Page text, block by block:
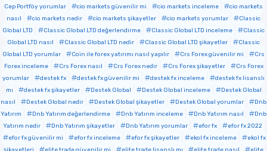
Cep Portföy yorumlar
cio markets güvenilir mi cio markets inceleme
cio markets
nasıl
cio markets nedir cio markets şikayetler cio markets yorumlar
Classic
Global LTD
Classic Global LTD değerlendirme Classic Global LTD inceleme
Classic
Global LTD nasıl
Classic Global LTD nedir Classic Global LTD şikayetler
Classic
Global LTD yorumlar
Coin ile forex yatırımı nasıl yapılır Crs Forex güvenilir mi
Crs
Forex inceleme
Crs Forex nasıl Crs Forex nedir Crs Forex şikayetler
Crs Forex
yorumlar
destek fx destek fx güvenilir mi destek fx inceleme
destek fx lisanslı
mı
destek fx şikayetler Destek Global Destek Global inceleme
Destek Global
nasıl
Destek Global nedir Destek Global şikayetler Destek Global yorumlar
Dnb
Yatırım
Dnb Yatırım değerlendirme Dnb Yatırım inceleme Dnb Yatırım nasıl
Dnb
Yatırım nedir
Dnb Yatırım şikayetler Dnb Yatırım yorumlar efor fx
efor fx 2022
efor fx güvenilir mi
efor fx inceleme efor fx şikayetler ekol fx inceleme
ekol fx